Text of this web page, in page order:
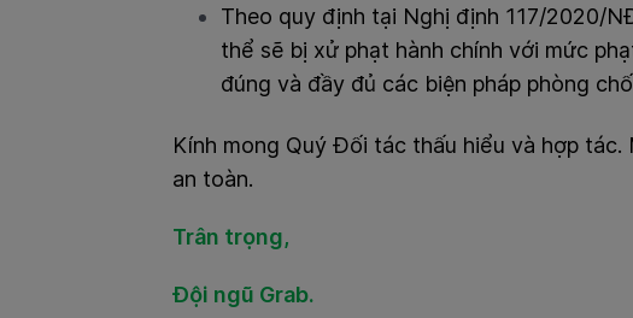
Theo quy định tại Nghị định 117/2020/
thể sẽ bị xử phạt hành chính với mức
đúng và đầy đủ các biện pháp phòng
Kính mong Quý Đối tác thấu hiểu và hợp
an toàn.
Trân trọng,
Đội ngũ Grab.